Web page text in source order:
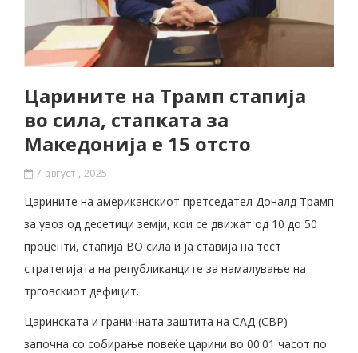
Царините на Трамп стапија
во сила, стапката за
Македонија е 15 отсто
7 август , 2025
Царините на американскиот претседател Доналд Трамп
за увоз од десетици земји, кои се движат од 10 до 50
проценти, стапија ВО сила и ја ставија на тест
стратегијата на републиканците за намалување на
трговскиот дефицит.
Царинската и граничната заштита на САД (CBP)
започна со собирање повеќе царини во 00:01 часот по